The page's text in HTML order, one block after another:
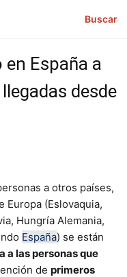
Buscar
España a
desde
a otros países,
Europa (Eslovaquia,
Hungría Alemania,
España) se están
a las personas que
de primeros